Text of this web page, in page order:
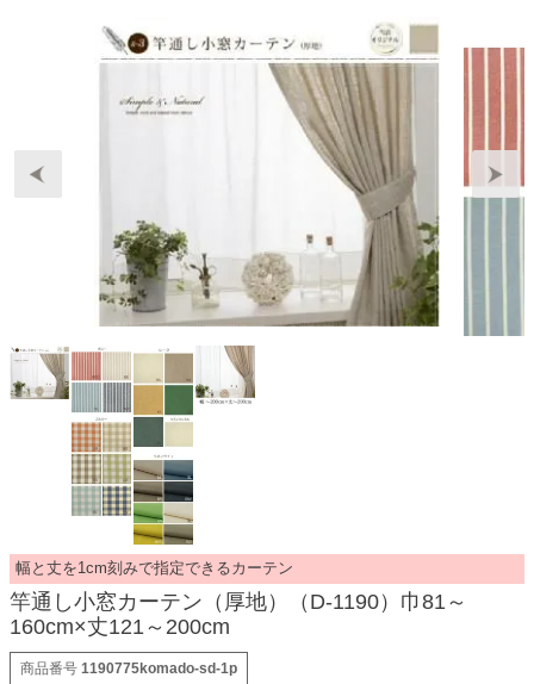
幅と丈を1cm刻みで指定できるカーテン
竿通し小窓カーテン（厚地）（D-1190）巾81～
160cm×丈121～200cm
商品番号 1190775komado-sd-1p